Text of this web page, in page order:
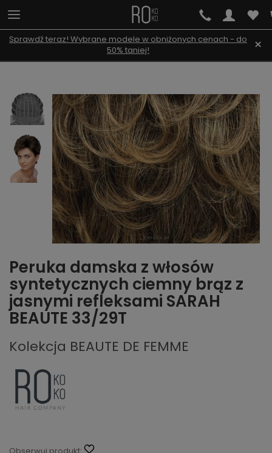
Sprawdź teraz! Wybrane modele w obniżonych cenach - do
50% taniej!
×
Peruka damska z włosów
syntetycznych ciemny brąz z
jasnymi refleksami SARAH
BEAUTE 33/29T
Kolekcja BEAUTE DE FEMME